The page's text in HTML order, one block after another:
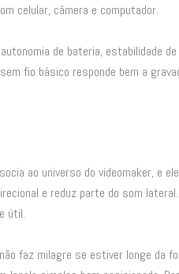
celular, câmera e computador.
de bateria, estabilidade
fio básico responde bem a
ao universo do videomaker, e
e reduz parte do som
útil.
faz milagre se estiver longe da